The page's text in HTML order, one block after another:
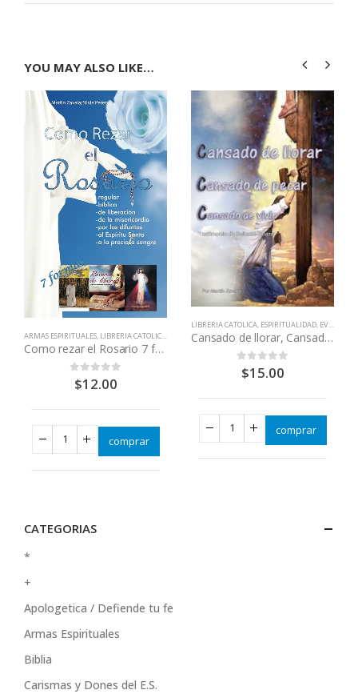
YOU MAY ALSO LIKE…
ARMAS ESPIRITUALES, LIBRERIA CATOLICA , ESPIRITUALIDAD,LIBROS QUE CAMBIAN VIDAS
Como rezar el Rosario 7 formas
out of 5
$12.00
comprar
LIBRERIA CATOLICA, ESPIRITUALIDAD, EVANGELIZACIÓN - RENOVACIÓN
Cansado de llorar, Cansado de pecar, Cansado de vivir
out of 5
$15.00
comprar
CATEGORIAS
*
+
Apologetica / Defiende tu fe
Armas Espirituales
Biblia
Carismas y Dones del E.S.